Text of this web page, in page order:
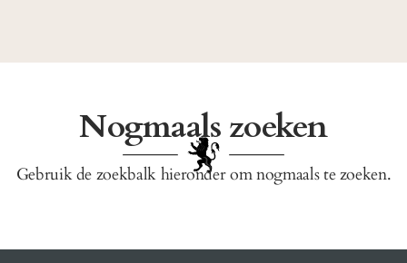
Nogmaals zoeken
Gebruik de zoekbalk hieronder om nogmaals te zoeken.